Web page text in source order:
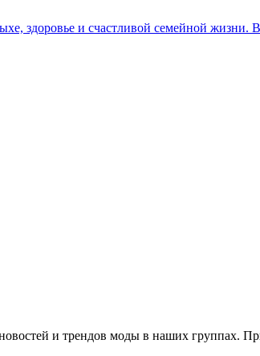
здоровье и счастливой семейной жизни.
и трендов моды в наших группах.